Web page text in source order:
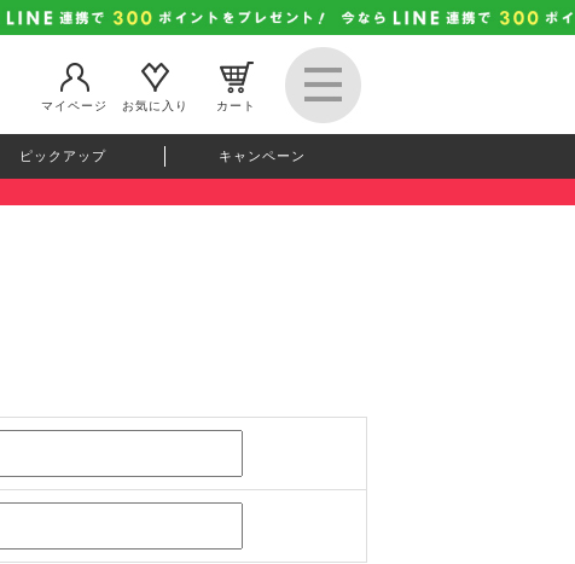
マイページ
お気に入り カート
ピックアップ キャンペーン